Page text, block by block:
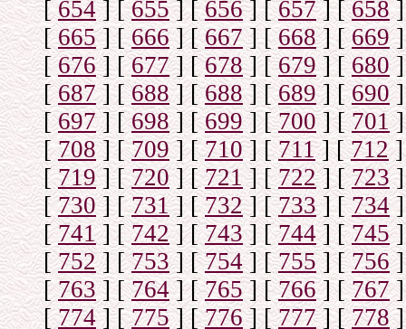
[654] [655] [656] [657] [658]
[665] [666] [667] [668] [669]
[676] [677] [678] [679] [ 680]
[687] [688] [688] [689] [690]
[697] [698] [699] [700] [701]
[708] [709] [710] [711] [712]
[719] [720] [721] [722] [723]
[730] [731] [732] [733] [734]
[741] [742] [743] [744] [745]
[752] [753] [754] [755] [756]
[763] [764] [765] [766] [767]
[774] [775] [776] [777] [778]